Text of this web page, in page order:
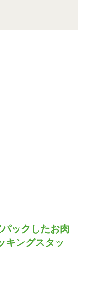
パックしたお肉
キングスタッ